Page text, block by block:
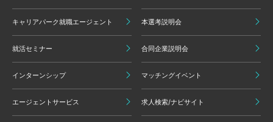
キャリアパーク就職エージェント 本選考説明会
就活セミナー 合同企業説明会
インターンシップ マッチングイベント
エージェントサービス 求人検索/ナビサイト